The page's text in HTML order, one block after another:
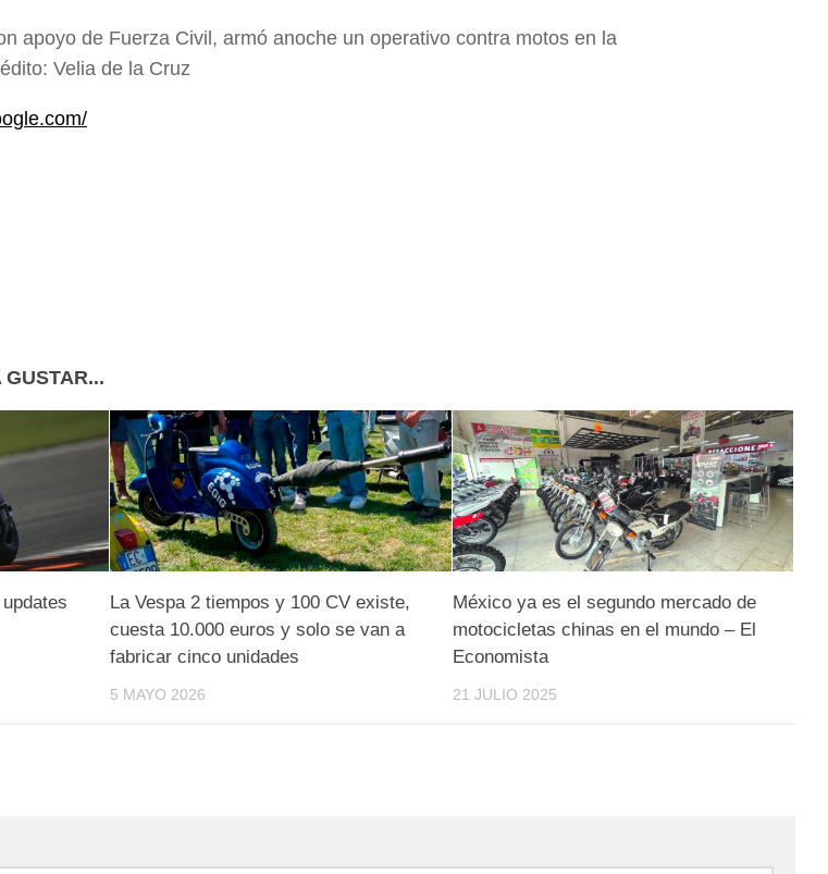
apoyo de Fuerza Civil, armó anoche un operativo contra motos en la
Velia de la Cruz
La Vespa 2 tiempos y 100 CV existe,
cuesta 10.000 euros y solo se van a
fabricar cinco unidades
5 MAYO 2026
México ya es el segundo mercado de
motocicletas chinas en el mundo – El
Economista
21 JULIO 2025